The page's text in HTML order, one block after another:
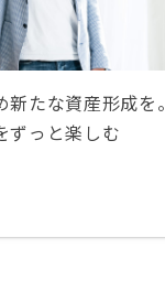
たな資産形成を。
ずっと楽しむ